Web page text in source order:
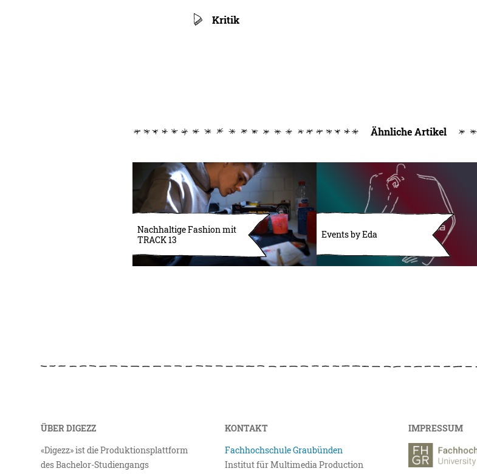
Kritik
Ähnliche Artikel
Nachhaltige Fashion mit
TRACK 13
Events by Eda
ÜBER DIGEZZ
«Digezz» ist die Produktionsplattform
des Bachelor-Studiengangs
KONTAKT
Fachhochschule Graubünden
Institut für Multimedia Production
IMPRESSUM